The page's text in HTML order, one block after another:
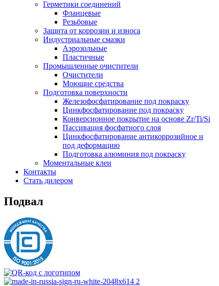
Герметики соединений
Фланцевые
Резьбовые
Защита от коррозии и износа
Индустриальные смазки
Аэрозольные
Пластичные
Промышленные очистители
Очистители
Моющие средства
Подготовка поверхности
Железофосфатирование под покраску
Цинкфосфатирование под покраску
Конверсионное покрытие на основе Zr/Ti/Si
Пассивация фосфатного слоя
Цинкфосфатирование антикоррозийное и
под деформацию
Подготовка алюминия под покраску
Моментальные клеи
Контакты
Стать дилером
Подвал